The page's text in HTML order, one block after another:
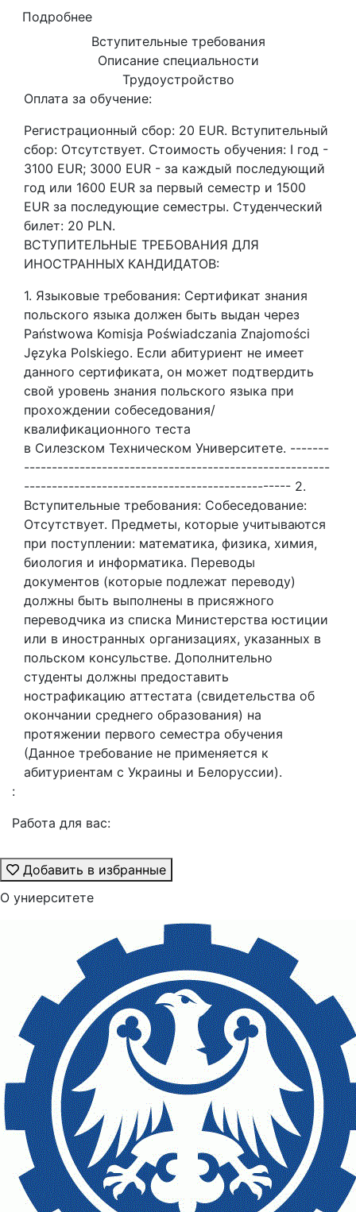
Подробнее
Вступительные требования
Описание специальности
Трудоустройство
Оплата за обучение:
Регистрационный сбор: 20 EUR. Вступительный
сбор: Отсутствует. Стоимость обучения: I год -
3100 EUR; 3000 EUR - за каждый последующий
год или 1600 EUR за первый семестр и 1500
EUR за последующие семестры. Студенческий
билет: 20 PLN.
ВСТУПИТЕЛЬНЫЕ ТРЕБОВАНИЯ ДЛЯ
ИНОСТРАННЫХ КАНДИДАТОВ:
1. Языковые требования: Сертификат знания
польского языка должен быть выдан через
Państwowa Komisja Poświadczania Znajomości
Języka Polskiego. Если абитуриент не имеет
данного сертификата, он может подтвердить
свой уровень знания польского языка при
прохождении собеседования/
квалификационного теста
в Силезском Техническом Университете. -------
-------------------------------------------------------
------------------------------------------------ 2.
Вступительные требования: Собеседование:
Отсутствует. Предметы, которые учитываются
при поступлении: математика, физика, химия,
биология и информатика. Переводы
документов (которые подлежат переводу)
должны быть выполнены в присяжного
переводчика из списка Министерства юстиции
или в иностранных организациях, указанных в
польском консульстве. Дополнительно
студенты должны предоставить
нострафикацию аттестата (свидетельства об
окончании среднего образования) на
протяжении первого семестра обучения
(Данное требование не применяется к
абитуриентам с Украины и Белоруссии).
:
Работа для вас:
Добавить в избранные
О униерситете